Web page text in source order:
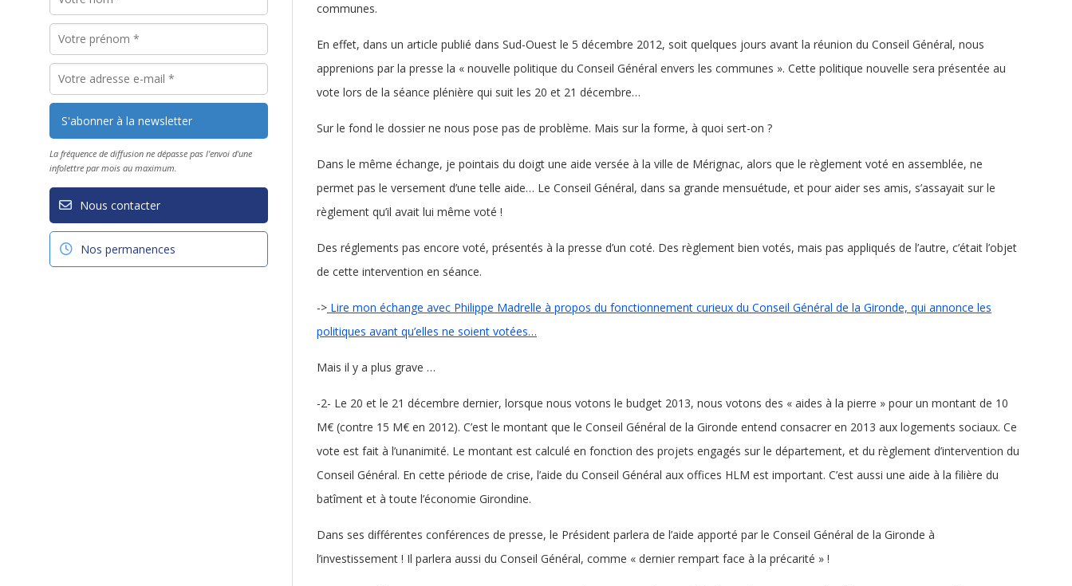
communes.
En effet, dans un article publié dans Sud-Ouest le 5 décembre 2012, soit quelques jours avant la réunion du Conseil Général, nous
apprenions par la presse la « nouvelle politique du Conseil Général envers les communes ». Cette politique nouvelle sera présentée au
vote lors de la séance plénière qui suit les 20 et 21 décembre…
Sur le fond le dossier ne nous pose pas de problème. Mais sur la forme, à quoi sert-on ?
Dans le même échange, je pointais du doigt une aide versée à la ville de Mérignac, alors que le règlement voté en assemblée, ne
permet pas le versement d’une telle aide… Le Conseil Général, dans sa grande mensuétude, et pour aider ses amis, s’assayait sur le
règlement qu’il avait lui même voté !
Des réglements pas encore voté, présentés à la presse d’un coté. Des règlement bien votés, mais pas appliqués de l’autre, c’était l’objet
de cette intervention en séance.
-> Lire mon échange avec Philippe Madrelle à propos du fonctionnement curieux du Conseil Général de la Gironde, qui annonce les
politiques avant qu’elles ne soient votées…
Mais il y a plus grave …
-2- Le 20 et le 21 décembre dernier, lorsque nous votons le budget 2013, nous votons des « aides à la pierre » pour un montant de 10
M€ (contre 15 M€ en 2012). C’est le montant que le Conseil Général de la Gironde entend consacrer en 2013 aux logements sociaux. Ce
vote est fait à l’unanimité. Le montant est calculé en fonction des projets engagés sur le département, et du règlement d’intervention du
Conseil Général. En cette période de crise, l’aide du Conseil Général aux offices HLM est important. C’est aussi une aide à la filière du
batîment et à toute l’économie Girondine.
Dans ses différentes conférences de presse, le Président parlera de l’aide apporté par le Conseil Général de la Gironde à
l’investissement ! Il parlera aussi du Conseil Général, comme « dernier rempart face à la précarité » !
La fréquence de diffusion ne dépasse pas l'envoi d'une
infolettre par mois au maximum.
Nous contacter
Nos permanences